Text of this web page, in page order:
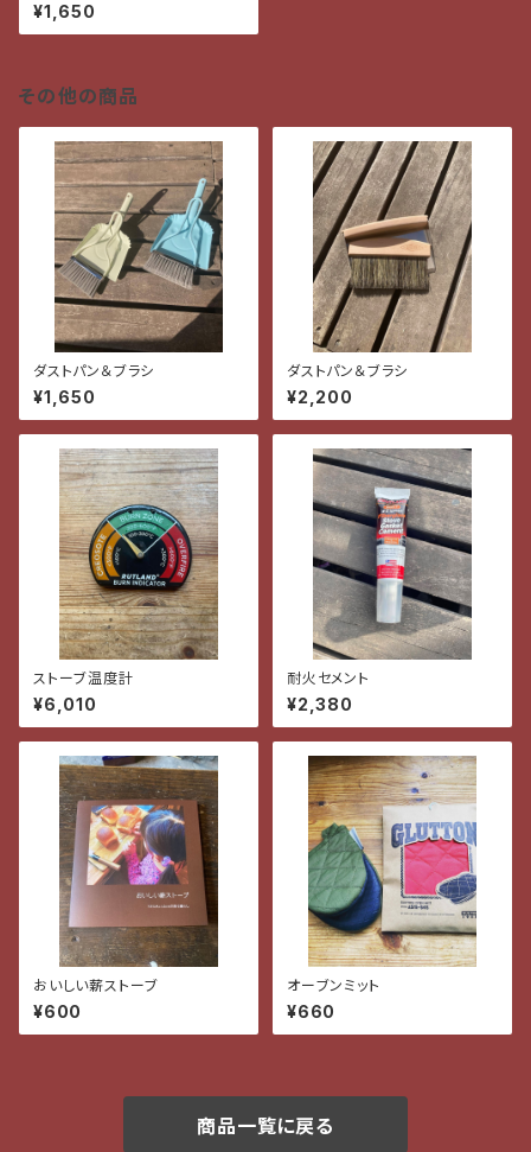
¥1,650
その他の商品
ダストパン＆ブラシ
¥1,650
ダストパン＆ブラシ
¥2,200
ストーブ温度計
¥6,010
耐火セメント
¥2,380
おいしい薪ストーブ
¥600
オーブンミット
¥660
商品一覧に戻る